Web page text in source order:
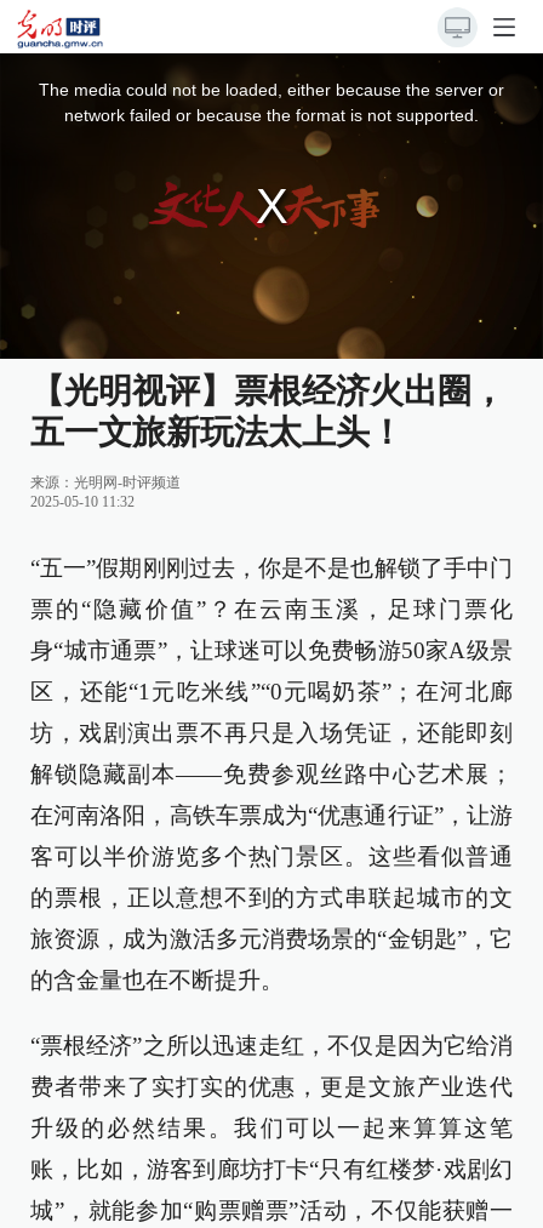
The media could not be loaded, either because the server or
network failed or because the format is not supported.
【光明视评】票根经济火出圈，
五一文旅新玩法太上头！
来源： 光明网-时评频道
2025-05-10 11:32
“五一”假期刚刚过去，你是不是也解锁了手中门
票的“隐藏价值”？在云南玉溪，足球门票化
身“城市通票”，让球迷可以免费畅游50家A级景
区，还能“1元吃米线”“0元喝奶茶”；在河北廊
坊，戏剧演出票不再只是入场凭证，还能即刻
解锁隐藏副本——免费参观丝路中心艺术展；
在河南洛阳，高铁车票成为“优惠通行证”，让游
客可以半价游览多个热门景区。这些看似普通
的票根，正以意想不到的方式串联起城市的文
旅资源，成为激活多元消费场景的“金钥匙”，它
的含金量也在不断提升。
“票根经济”之所以迅速走红，不仅是因为它给消
费者带来了实打实的优惠，更是文旅产业迭代
升级的必然结果。我们可以一起来算算这笔
账，比如，游客到廊坊打卡“只有红楼梦·戏剧幻
城”，就能参加“购票赠票”活动，不仅能获赠一